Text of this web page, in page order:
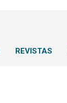
REVISTAS